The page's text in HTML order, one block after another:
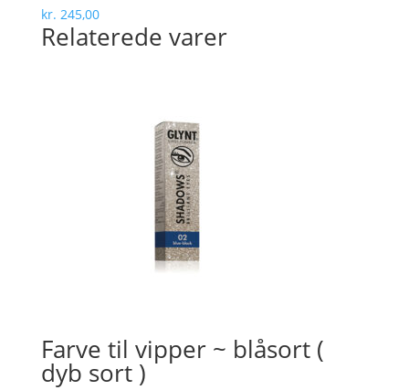
kr. 245,00
Relaterede varer
Farve til vipper ~ blåsort (
dyb sort )